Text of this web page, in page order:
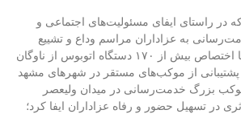
در راستای ایفای مسئولیت‌های اجتماعی و
به عزاداران مراسم وداع و تشییع
«شهید ایران»، با اختصاص بیش از ۱۷۰ دستگاه اتوبوس از ناوگان
از موکب‌های مستقر در شهرهای مشهد
بزرگ خدمت‌رسانی در میدان ولیعصر
در تسهیل حضور و رفاه عزاداران ایفا کرد؛